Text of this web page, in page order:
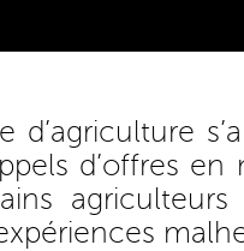
d’agriculture
d’offres en
agriculteurs